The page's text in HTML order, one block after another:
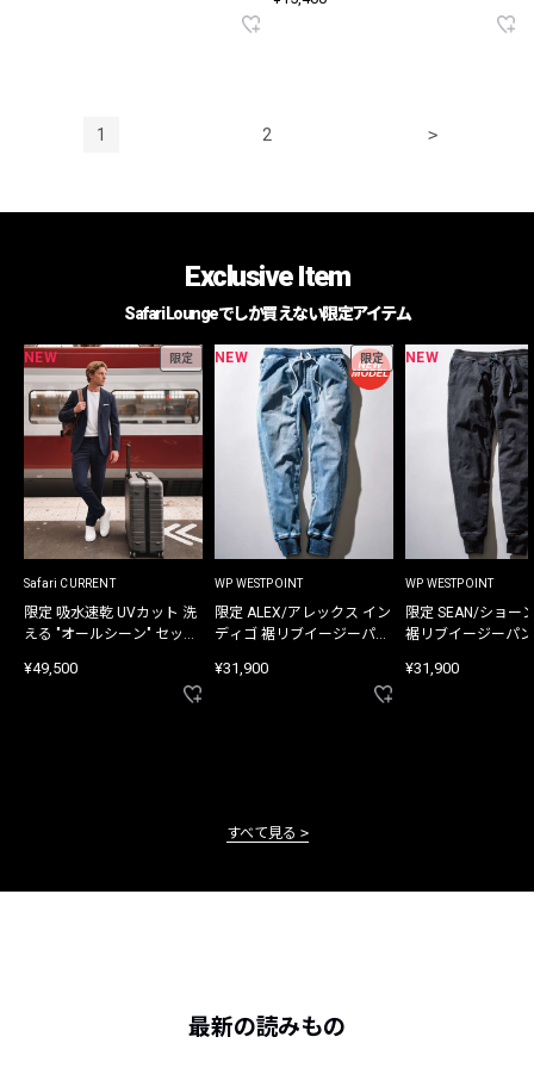
1 2 >
Exclusive Item
Safari Loungeでしか買えない限定アイテム
NEW 限定
Safari CURRENT
限定 吸水速乾 UVカット 洗
える "オールシーン" セット
¥49,500
NEW 限定
WP WESTPOINT
限定 ALEX/アレックス イン
ディゴ 裾リブイージーパン
¥31,900
NEW
WP WESTPOINT
限定 SEAN/ショー
裾リブイージーパ
¥31,900
すべて見る
最新の読みもの